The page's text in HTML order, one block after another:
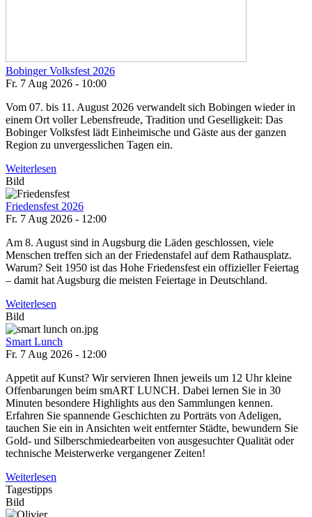
Bobinger Volksfest 2026
Fr. 7 Aug 2026 - 10:00
Vom 07. bis 11. August 2026 verwandelt sich Bobingen wieder in
einem Ort voller Lebensfreude, Tradition und Geselligkeit: Das
Bobinger Volksfest lädt Einheimische und Gäste aus der ganzen
Region zu unvergesslichen Tagen ein.
Weiterlesen
Bild
Friedensfest 2026
Fr. 7 Aug 2026 - 12:00
Am 8. August sind in Augsburg die Läden geschlossen, viele
Menschen treffen sich an der Friedenstafel auf dem Rathausplatz.
Warum? Seit 1950 ist das Hohe Friedensfest ein offizieller Feiertag
– damit hat Augsburg die meisten Feiertage in Deutschland.
Weiterlesen
Bild
Smart Lunch
Fr. 7 Aug 2026 - 12:00
Appetit auf Kunst? Wir servieren Ihnen jeweils um 12 Uhr kleine
Offenbarungen beim smART LUNCH. Dabei lernen Sie in 30
Minuten besondere Highlights aus den Sammlungen kennen.
Erfahren Sie spannende Geschichten zu Porträts von Adeligen,
tauchen Sie ein in Ansichten weit entfernter Städte, bewundern Sie
Gold- und Silberschmiedearbeiten von ausgesuchter Qualität oder
technische Meisterwerke vergangener Zeiten!
Weiterlesen
Tagestipps
Bild